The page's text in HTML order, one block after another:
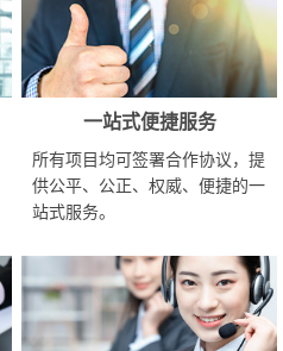
一站式便捷服务
所有项目均可签署合作协议，提
供公平、公正、权威、便捷的一
站式服务。